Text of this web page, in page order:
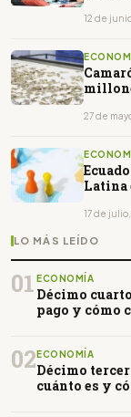
12 de
27 de
Latina
17 de
LO MÁS LEÍDO
01 ECONOMÍA
Décimo
pago y cómo
02ECONOMÍA
Décimo tercer
cuánto es y